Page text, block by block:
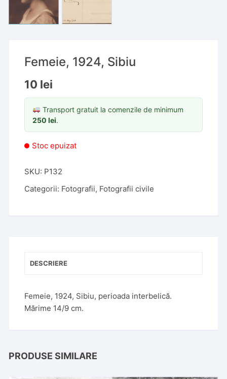
Femeie, 1924, Sibiu
10 lei
Transport gratuit la comenzile de minimum
250lei.
Stoc epuizat
SKU: P132
Categorii: Fotografii, Fotografii civile
DESCRIERE
Femeie, 1924, Sibiu, perioada interbelică.
Mărime 14/9 cm.
PRODUSE SIMILARE